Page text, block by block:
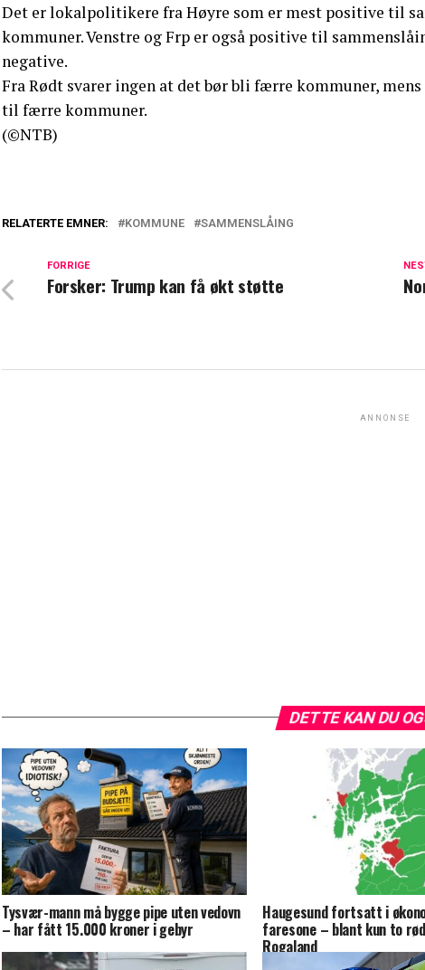
Det er lokalpolitikere fra Høyre som er mest positive til
kommuner. Venstre og Frp er også positive til
negative.
Fra Rødt svarer ingen at det bør bli færre kommuner,
til færre kommuner.
(©NTB)
RELATERTE EMNER: KOMMUNE SAMMENSLÅING
FORRIGE
Forsker: Trump kan få økt støtte
ANNONSE
DETTE KAN DU
Tysvær-mann må bygge pipe uten vedovn
– har fått 15.000 kroner i gebyr
Haugesund fortsatt i
faresone – blant kun to
Rogaland